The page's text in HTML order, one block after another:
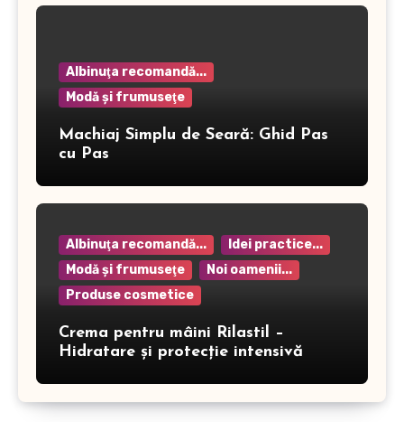
Albinuţa recomandă...
Modă şi frumuseţe
Machiaj Simplu de Seară: Ghid Pas
cu Pas
Albinuţa recomandă...
Idei practice...
Modă şi frumuseţe
Noi oamenii...
Produse cosmetice
Crema pentru mâini Rilastil –
Hidratare și protecție intensivă